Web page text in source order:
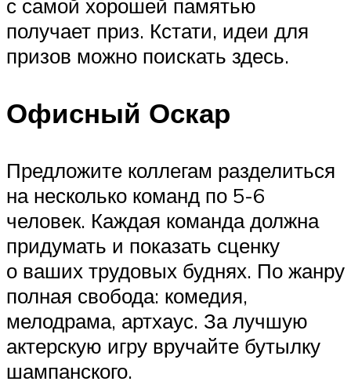
с самой хорошей памятью
получает приз. Кстати, идеи для
призов можно поискать здесь.
Офисный Оскар
Предложите коллегам разделиться
на несколько команд по 5-6
человек. Каждая команда должна
придумать и показать сценку
о ваших трудовых буднях. По жанру
полная свобода: комедия,
мелодрама, артхаус. За лучшую
актерскую игру вручайте бутылку
шампанского.